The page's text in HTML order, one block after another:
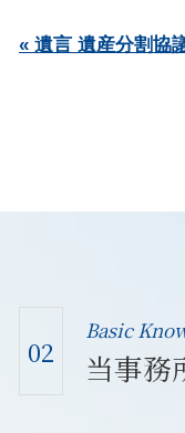
« 遺言 遺産分割協
02
Basic
当事務